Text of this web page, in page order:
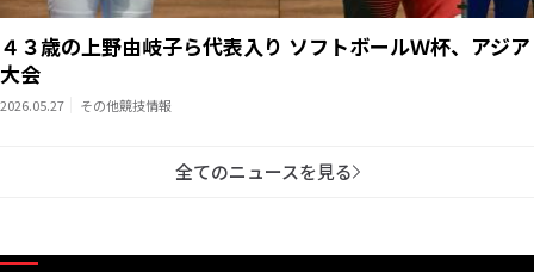
４３歳の上野由岐子ら代表入り ソフトボールＷ杯、アジア
大会
2026.05.27 その他競技情報
全てのニュースを見る